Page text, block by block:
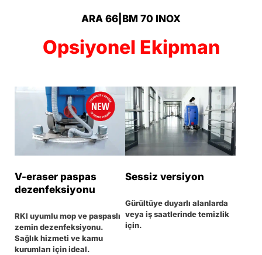
ARA 66|BM 70 INOX
Opsiyonel Ekipman
V-eraser paspas
dezenfeksiyonu
RKI uyumlu mop ve paspaslı
zemin dezenfeksiyonu.
Sağlık hizmeti ve kamu
kurumları için ideal.
Sessiz versiyon
Gürültüye duyarlı alanlarda
veya iş saatlerinde temizlik
için.